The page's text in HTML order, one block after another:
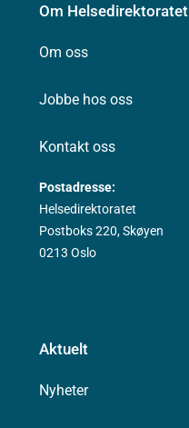
Om Helsedirektoratet
Om oss
Jobbe hos oss
Kontakt oss
Postadresse:
Helsedirektoratet
Postboks 220, Skøyen
0213 Oslo
Aktuelt
Nyheter